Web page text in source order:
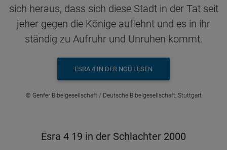
sich heraus, dass sich diese Stadt in der Tat seit
jeher gegen die Könige auflehnt und es in ihr
ständig zu Aufruhr und Unruhen kommt.
ESRA 4 IN DER NGÜ LESEN
© Genfer Bibelgesellschaft / Deutsche Bibelgesellschaft, Stuttgart
Esra 4 19 in der Schlachter 2000